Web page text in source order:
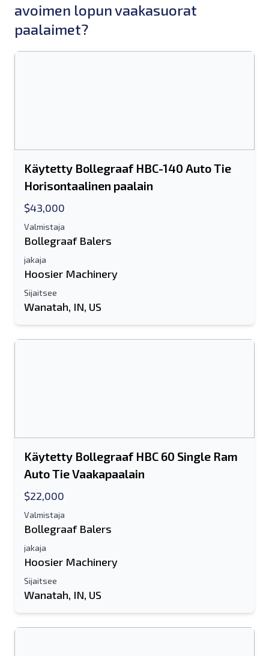
avoimen lopun vaakasuorat
paalaimet?
Käytetty Bollegraaf HBC-140 Auto Tie
Horisontaalinen paalain
$43,000
Valmistaja
Bollegraaf Balers
jakaja
Hoosier Machinery
Sijaitsee
Wanatah, IN, US
Käytetty Bollegraaf HBC 60 Single Ram
Auto Tie Vaakapaalain
$22,000
Valmistaja
Bollegraaf Balers
jakaja
Hoosier Machinery
Sijaitsee
Wanatah, IN, US